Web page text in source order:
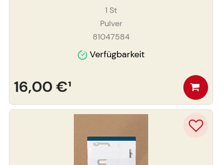
1 St
Pulver
81047584
Verfügbarkeit
16,00 €¹